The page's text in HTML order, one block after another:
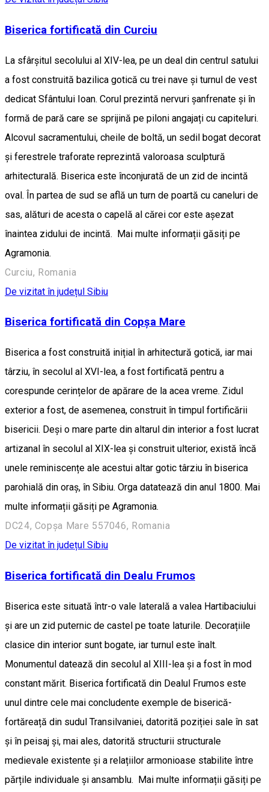
Biserica fortificată din Curciu
La sfârșitul secolului al XIV-lea, pe un deal din centrul satului
a fost construită bazilica gotică cu trei nave și turnul de vest
dedicat Sfântului Ioan. Corul prezintă nervuri șanfrenate și în
formă de pară care se sprijină pe piloni angajați cu capiteluri.
Alcovul sacramentului, cheile de boltă, un sedil bogat decorat
și ferestrele traforate reprezintă valoroasa sculptură
arhitecturală. Biserica este înconjurată de un zid de incintă
oval. În partea de sud se află un turn de poartă cu caneluri de
sas, alături de acesta o capelă al cărei cor este așezat
înaintea zidului de incintă. Mai multe informații găsiți pe
Agramonia.
Curciu, Romania
De vizitat în județul Sibiu
Biserica fortificată din Copșa Mare
Biserica a fost construită inițial în arhitectură gotică, iar mai
târziu, în secolul al XVI-lea, a fost fortificată pentru a
corespunde cerințelor de apărare de la acea vreme. Zidul
exterior a fost, de asemenea, construit în timpul fortificării
bisericii. Deși o mare parte din altarul din interior a fost lucrat
artizanal în secolul al XIX-lea și construit ulterior, există încă
unele reminiscențe ale acestui altar gotic târziu în biserica
parohială din oraș, în Sibiu. Orga datatează din anul 1800. Mai
multe informații găsiți pe Agramonia.
DC24, Copșa Mare 557046, Romania
De vizitat în județul Sibiu
Biserica fortificată din Dealu Frumos
Biserica este situată într-o vale laterală a valea Hartibaciului
și are un zid puternic de castel pe toate laturile. Decorațiile
clasice din interior sunt bogate, iar turnul este înalt.
Monumentul datează din secolul al XIII-lea și a fost în mod
constant mărit. Biserica fortificată din Dealul Frumos este
unul dintre cele mai concludente exemple de biserică-
fortăreață din sudul Transilvaniei, datorită poziției sale în sat
și în peisaj și, mai ales, datorită structurii structurale
medievale existente și a relațiilor armonioase stabilite între
părțile individuale și ansamblu. Mai multe informații găsiți pe